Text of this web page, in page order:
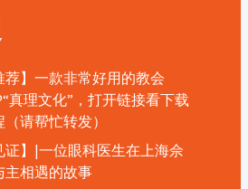
荐】一款非常好用的教会
真理文化”，打开链接看下载
（请帮忙转发）
证】|一位眼科医生在上海佘
主相遇的故事